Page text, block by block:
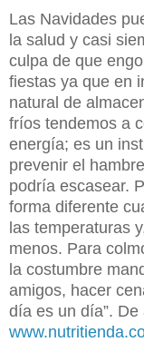
Las Navidades
la salud y casi
culpa de que
fiestas ya que en
natural de
fríos tendemos a
energía; es un
prevenir el
podría escasear.
forma diferente
las temperaturas
menos. Para
la costumbre
amigos, hacer
día es un día”.